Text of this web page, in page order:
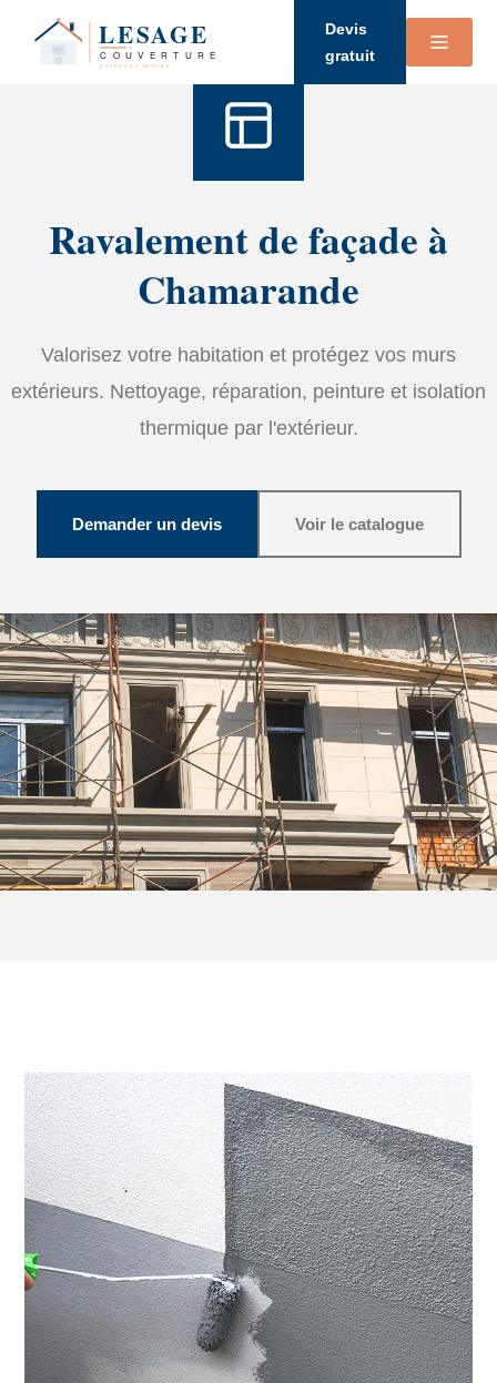
Devis
gratuit
Ravalement de façade à
Chamarande
Valorisez votre habitation et protégez vos murs
extérieurs. Nettoyage, réparation, peinture et isolation
thermique par l'extérieur.
Demander un devis Voir le catalogue